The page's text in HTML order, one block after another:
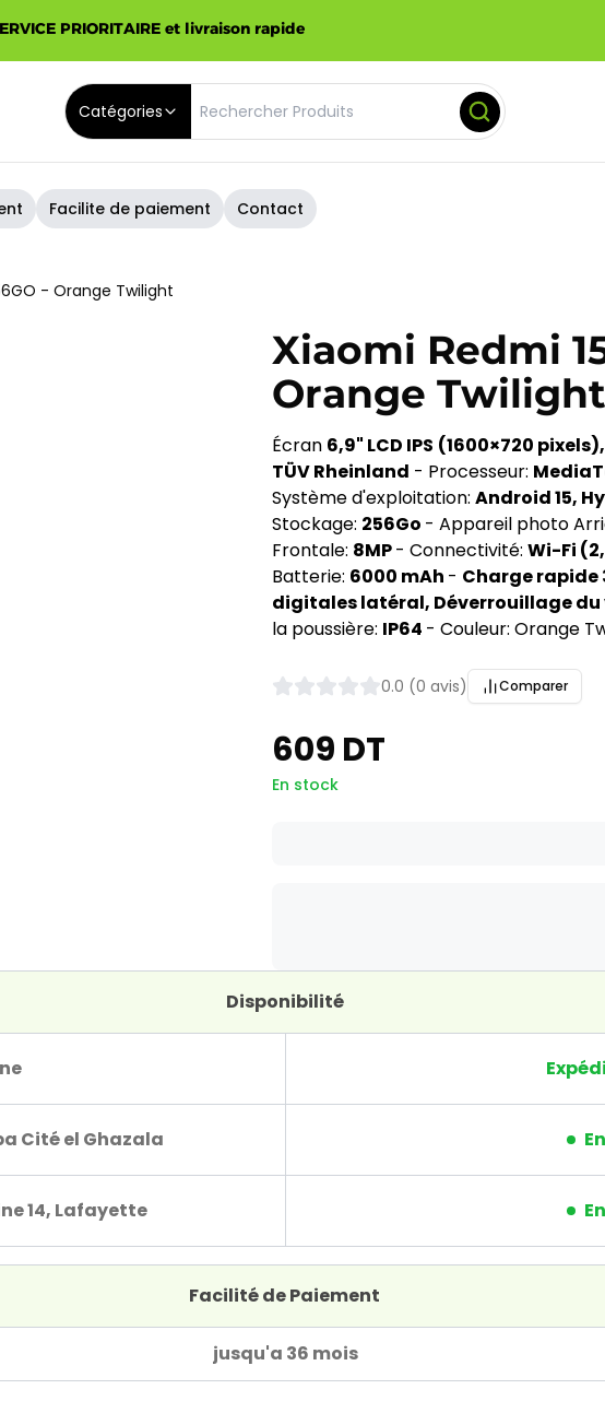
PRIORITAIRE et livraison rapide
Catégories
Facilite de paiement Contact
- Orange Twilight
Xiaomi Redmi
Orange Twilight
Écran 6,9" LCD IPS (1600×720
TÜV Rheinland - Processeur:
Système d'exploitation: Android 15,
Stockage: 256Go - Appareil photo
Frontale: 8MP - Connectivité: Wi-Fi
Batterie: 6000 mAh - Charge rapide
digitales latéral, Déverrouillage du
la poussière: IP64 - Couleur: Orange
0.0 (0 avis) Comparer
609 DT
En stock
Disponibilité
Cité el Ghazala
14, Lafayette
Facilité de Paiement
jusqu'a 36 mois